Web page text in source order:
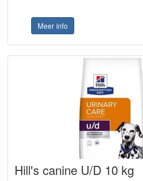
Meer info
Hill's canine U/D 10 kg